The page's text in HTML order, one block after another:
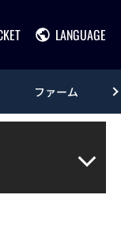
LANGUAGE
ファーム